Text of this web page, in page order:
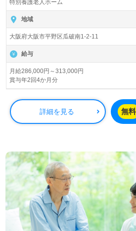
入所定員180名（従来型個室/多床室
ホーム』社会福祉法人永寿福祉会（
様の運営です。大阪府を中心に特別
サービスセンター、ショートステイ
ョン、グループホーム、小規模多機
います。
◎『Thanks＆Smile！』公正で平等
でモチベーションUP！職員様みんな
看護助手や介護職経験のある方をお
老人ホームでの勤務経験は問いませ
ント！『ご利用者様お一人おひとり
護知識や技術力を高めたい』『平等
る職場で働きたい』『施設形態や環
等の方も大歓迎です。募集詳細等、
りご案内します。お問い合わせも遠
医療/福祉業界の正社員/パート求人探
護】＊求人情報収集、将来的に検討
特別養護老人ホーム
地域
大阪府大阪市平野区瓜破南1-2-11
給与
月給286,000円～313,000円
賞与年2回4か月分
詳細を見る 無料